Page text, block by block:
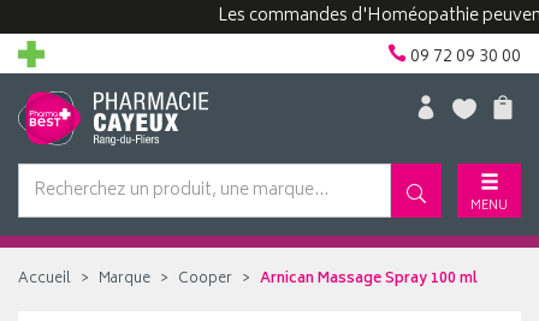
Les commandes d'Homéopathie peuvent
09 72 09 30 00
MENU
Accueil Marque Cooper Arnican Massage Spray 100 ml